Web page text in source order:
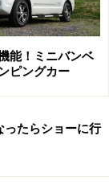
……
キャラバ
能！ミニバンベ
ピングカー
ったらショーに行